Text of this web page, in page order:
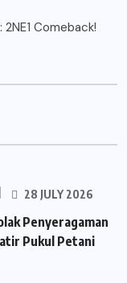
Comeback!
28 JULY 2026
Penyeragaman
Pukul Petani